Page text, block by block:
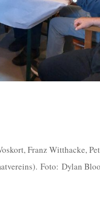
Franz Witthacke,
Foto: Dylan